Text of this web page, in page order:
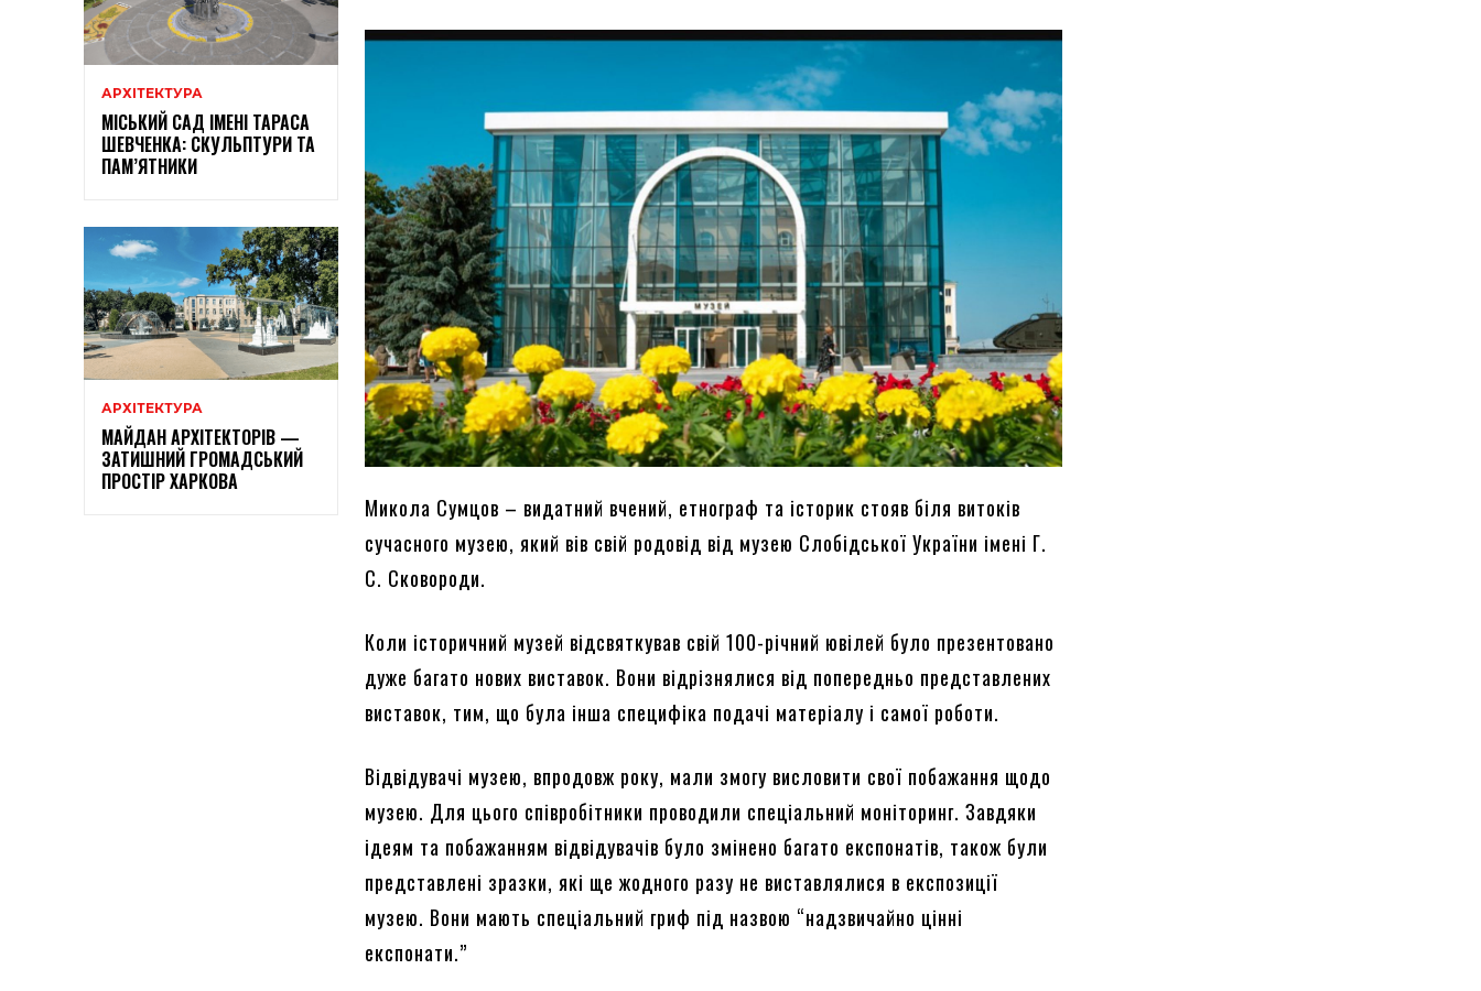
АРХІТЕКТУРА
МІСЬКИЙ САД ІМЕНІ ТАРАСА
ШЕВЧЕНКА: СКУЛЬПТУРИ ТА
ПАМ’ЯТНИКИ
АРХІТЕКТУРА
МАЙДАН АРХІТЕКТОРІВ —
ЗАТИШНИЙ ГРОМАДСЬКИЙ
ПРОСТІР ХАРКОВА
Микола Сумцов – видатний вчений, етнограф та історик стояв біля витоків
сучасного музею, який вів свій родовід від музею Слобідської України імені Г.
С. Сковороди.
Коли історичний музей відсвяткував свій 100-річний ювілей було презентовано
дуже багато нових виставок. Вони відрізнялися від попередньо представлених
виставок, тим, що була інша специфіка подачі матеріалу і самої роботи.
Відвідувачі музею, впродовж року, мали змогу висловити свої побажання щодо
музею. Для цього співробітники проводили спеціальний моніторинг. Завдяки
ідеям та побажанням відвідувачів було змінено багато експонатів, також були
представлені зразки, які ще жодного разу не виставлялися в експозиції
музею. Вони мають спеціальний гриф під назвою “надзвичайно цінні
експонати.”